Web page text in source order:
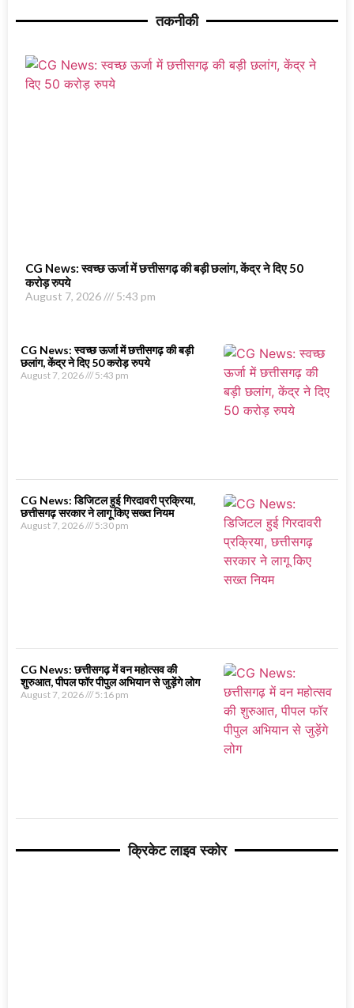
तकनीकी
CG News: स्वच्छ ऊर्जा में छत्तीसगढ़ की बड़ी छलांग, केंद्र ने दिए 50
करोड़ रुपये
August 7, 2026 5:43 pm
CG News: स्वच्छ ऊर्जा में छत्तीसगढ़ की बड़ी
छलांग, केंद्र ने दिए 50 करोड़ रुपये
August 7, 2026 5:43 pm
CG News: डिजिटल हुई गिरदावरी प्रक्रिया,
छत्तीसगढ़ सरकार ने लागू किए सख्त नियम
August 7, 2026 5:30 pm
CG News: छत्तीसगढ़ में वन महोत्सव की
शुरुआत, पीपल फॉर पीपुल अभियान से जुड़ेंगे लोग
August 7, 2026 5:16 pm
क्रिकेट लाइव स्कोर